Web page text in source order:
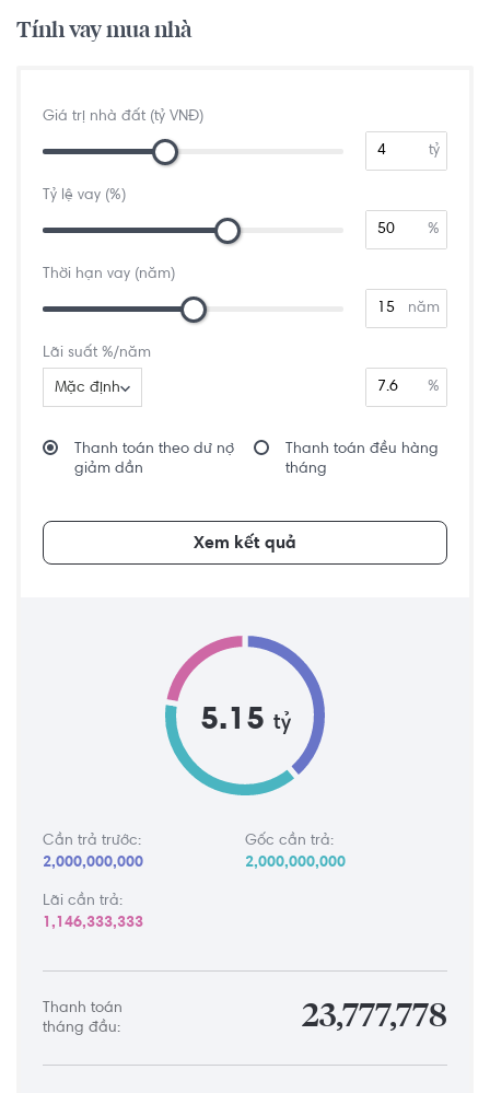
Tính vay mua nhà
Giá trị nhà đất (tỷ VNĐ)
tỷ
Tỷ lệ vay (%)
%
Thời hạn vay (năm)
năm
Lãi suất %/năm
Mặc định %
Thanh toán theo dư nợ
giảm dần
Thanh toán đều hàng
tháng
Xem kết quả
5.15 tỷ
Cần trả trước:
2,000,000,000
Gốc cần trả:
2,000,000,000
Lãi cần trả:
1,146,333,333
Thanh toán
tháng đầu:
23,777,778